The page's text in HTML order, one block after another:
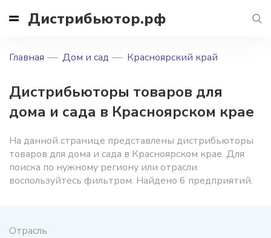
Дистрибьютор.рф
Главная Дом и сад Красноярский край
Дистрибьюторы товаров для
дома и сада в Красноярском крае
На данной странице представлены дистрибьюторы
товаров для дома и сада в Красноярском крае. Для
поиска по нужному региону или отрасли
воспользуйтесь фильтром. Найдено 6 предприятий.
Отрасль